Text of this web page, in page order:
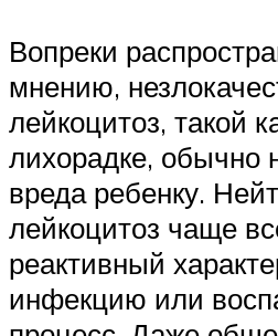
Вопреки
мнению,
лейкоцитоз, такой
лихорадке, обычно
вреда ребенку.
лейкоцитоз чаще
реактивный
инфекцию или